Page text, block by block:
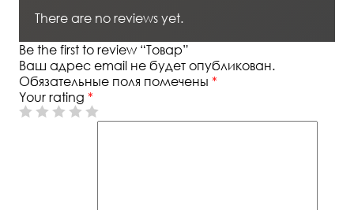
There are no reviews yet.
Be the first to review “Товар”
Ваш адрес email не будет опубликован.
Обязательные поля помечены *
Your rating *